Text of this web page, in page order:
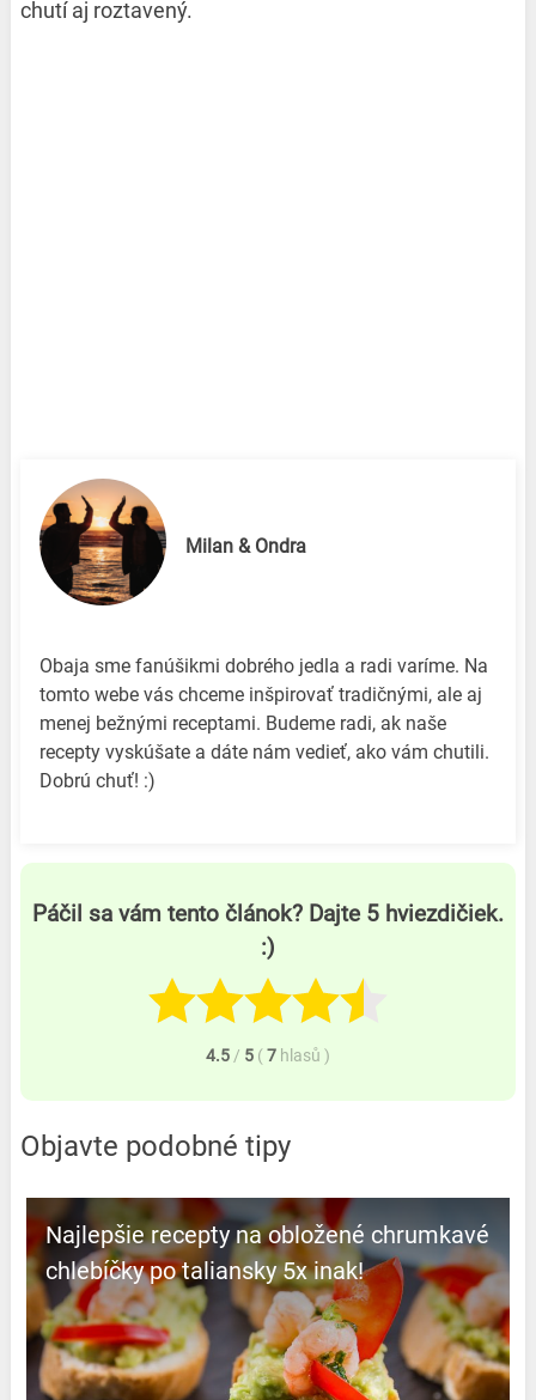
chutí aj roztavený.
Milan & Ondra
Obaja sme fanúšikmi dobrého jedla a radi varíme. Na
tomto webe vás chceme inšpirovať tradičnými, ale aj
menej bežnými receptami. Budeme radi, ak naše
recepty vyskúšate a dáte nám vedieť, ako vám chutili.
Dobrú chuť! :)
Páčil sa vám tento článok? Dajte 5 hviezdičiek.
:)
4.5 / 5 (7 hlasů )
Objavte podobné tipy
Najlepšie recepty na obložené chrumkavé
chlebíčky po taliansky 5x inak!